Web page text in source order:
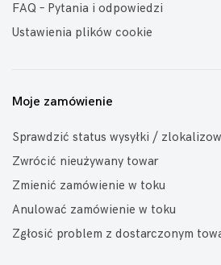
FAQ – Pytania i odpowiedzi
Ustawienia plików cookie
Moje zamówienie
Sprawdzić status wysyłki /
Zwrócić nieużywany towar
Zmienić zamówienie w toku
Anulować zamówienie w toku
Zgłosić problem z dostarczonym